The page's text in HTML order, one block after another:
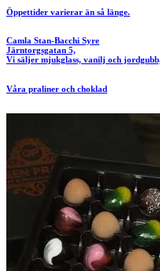
Öppettider varierar än så länge.
Camla Stan-Bacchi Syre
Järntorgsgatan 5,
Vi säljer mjukglass, vanilj och
Våra praliner och choklad